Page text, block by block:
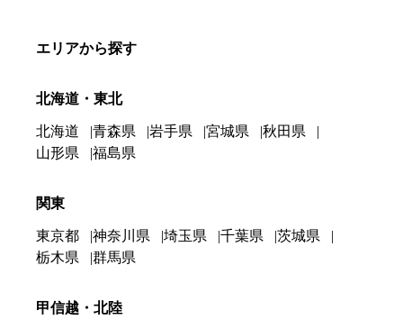
エリアから探す
北海道・東北
北海道 青森県 岩手県 宮城県
秋田県
山形県
福島県
関東
東京都 神奈川県 埼玉県 千葉県
茨城県
栃木県
群馬県
甲信越・北陸